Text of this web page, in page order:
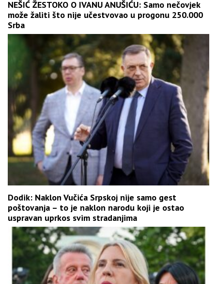
NEŠIĆ ŽESTOKO O IVANU ANUŠIĆU: Samo nečovjek
može žaliti što nije učestvovao u progonu 250.000
Srba
Dodik: Naklon Vučića Srpskoj nije samo gest
poštovanja – to je naklon narodu koji je ostao
uspravan uprkos svim stradanjima